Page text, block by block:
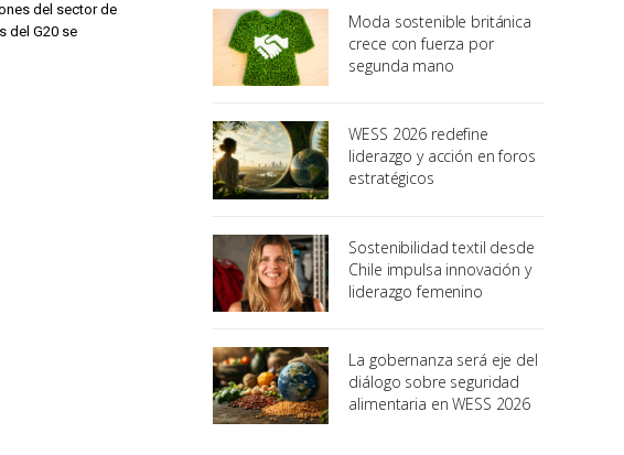
del sector de
del G20 se
Moda sostenible británica
crece con fuerza por
segunda mano
WESS 2026 redefine
liderazgo y acción en foros
estratégicos
Sostenibilidad textil desde
Chile impulsa innovación y
liderazgo femenino
La gobernanza será eje del
diálogo sobre seguridad
alimentaria en WESS 2026